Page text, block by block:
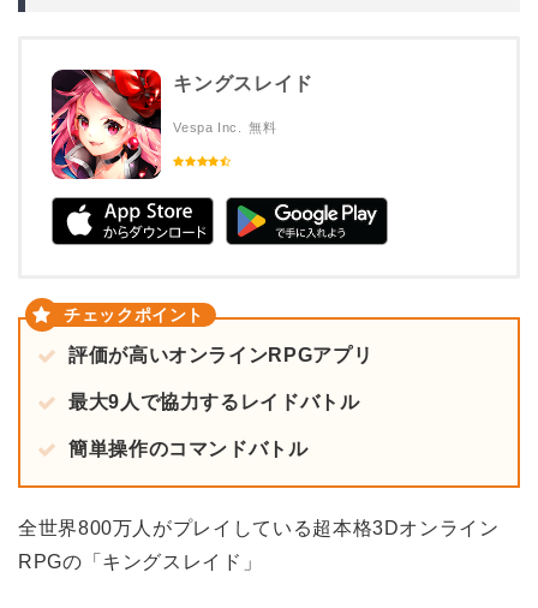
キングスレイド
Vespa Inc. 無料
評価が高いオンラインRPGアプリ
最大9人で協力するレイドバトル
簡単操作のコマンドバトル
全世界800万人がプレイしている超本格3Dオンライン
RPGの「キングスレイド」